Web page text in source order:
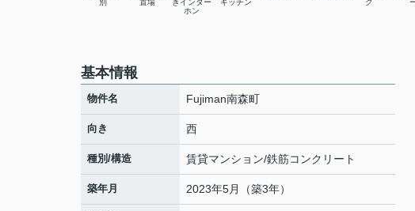
別
置場
きインター
ホン
キッチン
ク
基本情報
物件名 Fujiman南森町
向き 西
種別/構造 賃貸マンション/鉄筋コンクリート
築年月 2023年5月（築3年）